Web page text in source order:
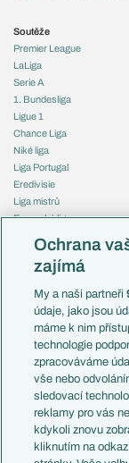
Soutěže
Premier League
LaLiga
Serie A
1. Bundesliga
Ligue 1
Chance Liga
Niké liga
Liga Portugal
Eredivisie
Liga mistrů
Evropská liga
Mistrovství světa
Liga národů
Témata
Představení týmů MS
EuroSkauting
PL v kostce
Evropské koeficienty
Přestupy
Přestupové spekulace
Zranění
Ochrana
zajímá
My a naši partneři
údaje, jako jsou
máme k nim
technologie
zpracováváme
vše nebo
sledovací
reklamy pro vás
kdykoli znovu
kliknutím na